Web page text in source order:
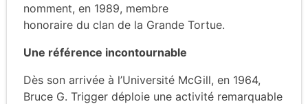
nomment, en 1989, membre
honoraire du clan de la Grande Tortue.
Une référence incontournable
Dès son arrivée à l’Université McGill, en 1964,
Bruce G. Trigger déploie une activité remarquable